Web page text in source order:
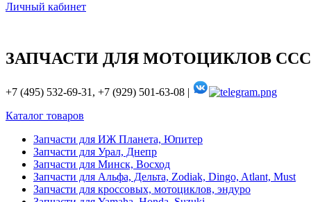
Личный кабинет
ЗАПЧАСТИ ДЛЯ МОТОЦИКЛОВ
+7 (495) 532-69-31, +7 (929) 501-63-08 |
Каталог товаров
Запчасти для ИЖ Планета, Юпитер
Запчасти для Урал, Днепр
Запчасти для Минск, Восход
Запчасти для Альфа, Дельта, Zodiak, Dingo, Atlant, Must
Запчасти для кроссовых, мотоциклов, эндуро